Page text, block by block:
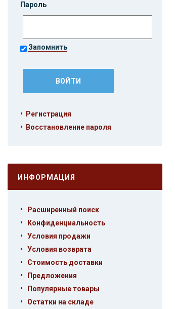
Пароль
Запомнить
• Регистрация
• Восстановление пароля
ИНФОРМАЦИЯ
• Расширенный поиск
• Конфиденциальность
• Условия продажи
• Условия возврата
• Стоимость доставки
• Предложения
• Популярные товары
• Остатки на складе